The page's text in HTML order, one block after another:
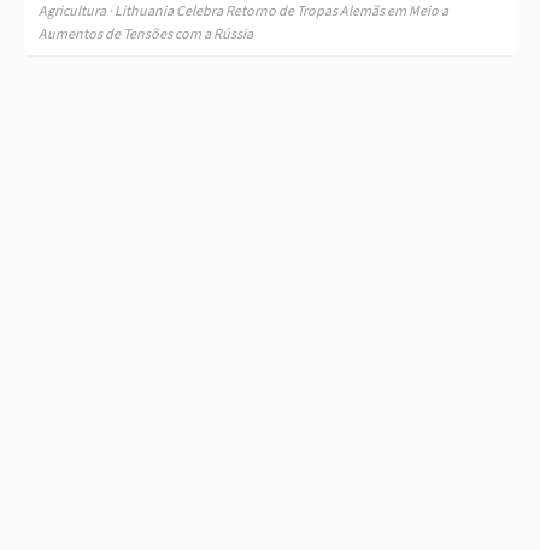
Agricultura · Lithuania Celebra Retorno de Tropas Alemãs em Meio a
Aumentos de Tensões com a Rússia